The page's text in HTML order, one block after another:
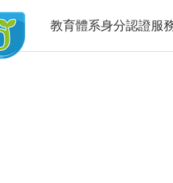
教育體系身分認證服